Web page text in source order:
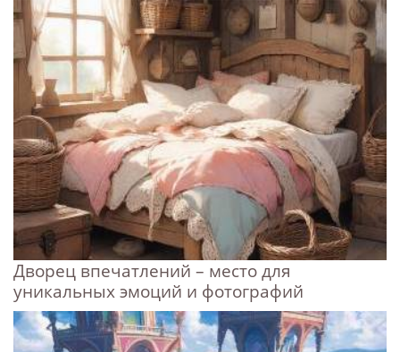
Дворец впечатлений – место для
уникальных эмоций и фотографий